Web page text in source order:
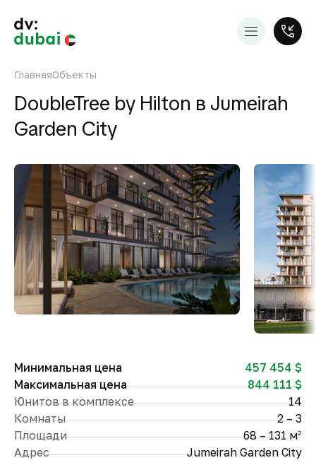
ГлавнаяОбъекты
DoubleTree by Hilton в Jumeirah
Garden City
Минимальная цена
457 454 $
Максимальная цена
844 111 $
Юнитов в комплексе
14
Комнаты
2 – 3
Площади
68 – 131 м2
Адрес Jumeirah Garden City